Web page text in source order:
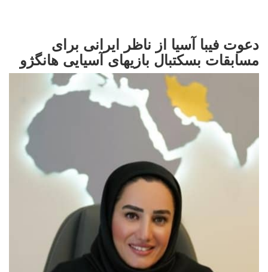
دعوت فیبا آسیا از ناظر ایرانی برای
مسابقات بسکتبال بازیهای آسیایی هانگژو